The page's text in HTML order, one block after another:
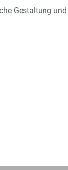
Gestaltung